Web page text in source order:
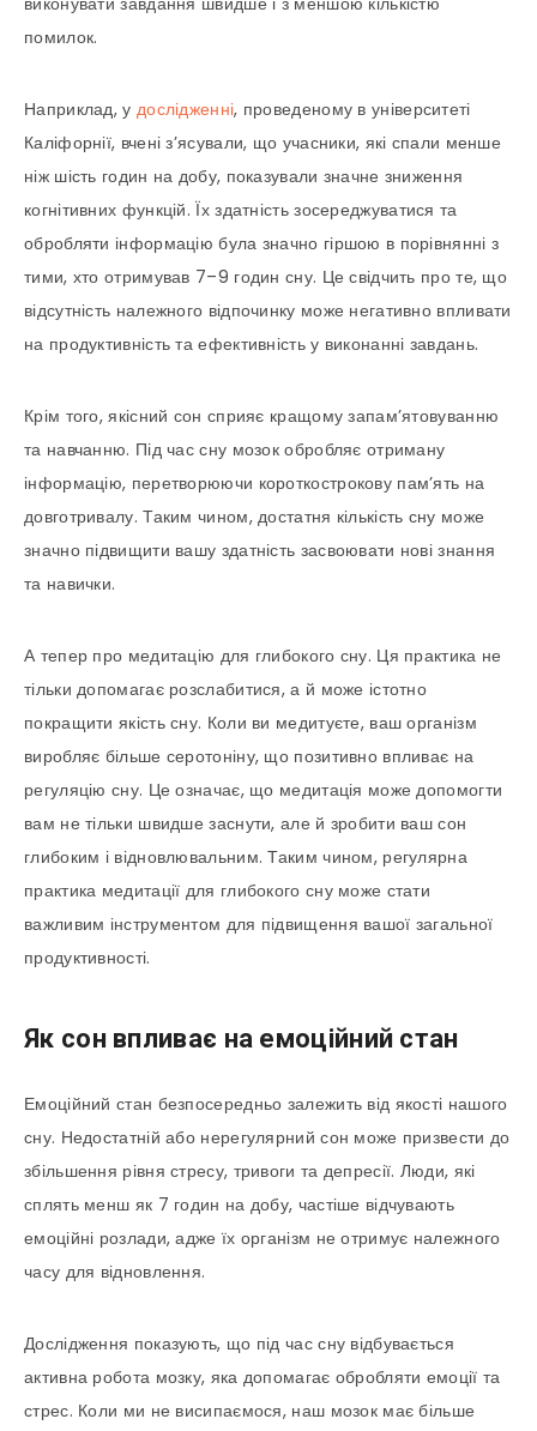
помилок.
Наприклад, у дослідженні, проведеному в університеті
Каліфорнії, вчені з’ясували, що учасники, які спали менше
ніж шість годин на добу, показували значне зниження
когнітивних функцій. Їх здатність зосереджуватися та
обробляти інформацію була значно гіршою в порівнянні з
тими, хто отримував 7–9 годин сну. Це свідчить про те, що
відсутність належного відпочинку може негативно впливати
на продуктивність та ефективність у виконанні завдань.
Крім того, якісний сон сприяє кращому запам’ятовуванню
та навчанню. Під час сну мозок обробляє отриману
інформацію, перетворюючи короткострокову пам’ять на
довготривалу. Таким чином, достатня кількість сну може
значно підвищити вашу здатність засвоювати нові знання
та навички.
А тепер про медитацію для глибокого сну. Ця практика не
тільки допомагає розслабитися, а й може істотно
покращити якість сну. Коли ви медитуєте, ваш організм
виробляє більше серотоніну, що позитивно впливає на
регуляцію сну. Це означає, що медитація може допомогти
вам не тільки швидше заснути, але й зробити ваш сон
глибоким і відновлювальним. Таким чином, регулярна
практика медитації для глибокого сну може стати
важливим інструментом для підвищення вашої загальної
продуктивності.
Як сон впливає на емоційний стан
Емоційний стан безпосередньо залежить від якості нашого
сну. Недостатній або нерегулярний сон може призвести до
збільшення рівня стресу, тривоги та депресії. Люди, які
сплять менш як 7 годин на добу, частіше відчувають
емоційні розлади, адже їх організм не отримує належного
часу для відновлення.
Дослідження показують, що під час сну відбувається
активна робота мозку, яка допомагає обробляти емоції та
стрес. Коли ми не висипаємося, наш мозок має більше